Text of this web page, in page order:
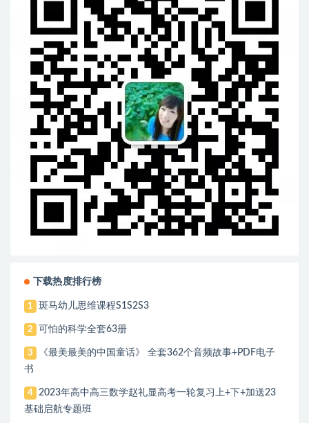
下载热度排行榜
1 斑马幼儿思维课程S1S2S3
2 可怕的科学全套63册
3
《最美最美的中国童话》 全套362个音频故事+PDF电子
书
4
2023年高中高三数学赵礼显高考一轮复习上+下+加送23
基础启航专题班